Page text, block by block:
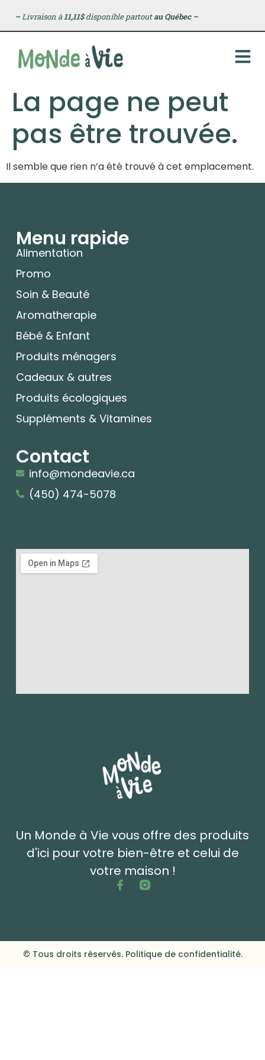
principal
–Livraison à11,11$disponible partoutau Québec –
La page ne peut
pas être trouvée.
Il semble que rien n’a été trouvé à cet emplacement.
Un Monde à Vie vous offre des produits
d'ici pour votre bien-être et celui de
votre maison !
Menu rapide
Alimentation
Promo
Soin & Beauté
Aromatherapie
Bébé & Enfant
Produits ménagers
Cadeaux & autres
Produits écologiques
Suppléments & Vitamines
Contact
info@mondeavie.ca
(450) 474-5078
© Tous droits réservés. Politique de confidentialité.